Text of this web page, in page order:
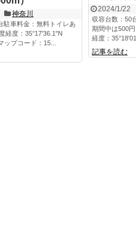
2024/1/22
収容台数：50
期間中は500
経度：
記事を読む
神奈川
駐車料金：無料トイレあ
経度：35°17'36.1"N
ップコード：15...